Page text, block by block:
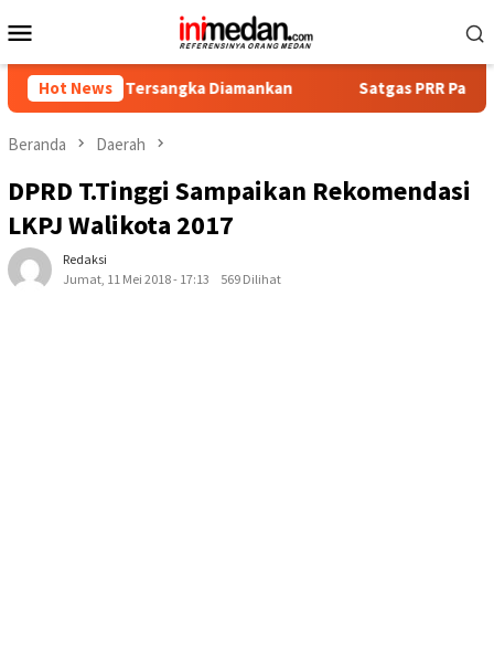
ke
Mobile
Hot News
Tersangka Diamankan Satgas PRR Pacu Realisasi
Beranda Daerah
DPRD T.Tinggi Sampaikan Rekomendasi
LKPJ Walikota 2017
Redaksi
Jumat, 11 Mei 2018 - 17:13
569 Dilihat